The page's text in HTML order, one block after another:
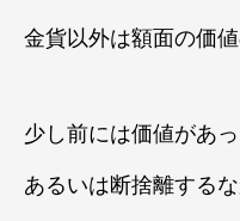
金貨以外は額面の価値
少し前には価値があ
あるいは断捨離する